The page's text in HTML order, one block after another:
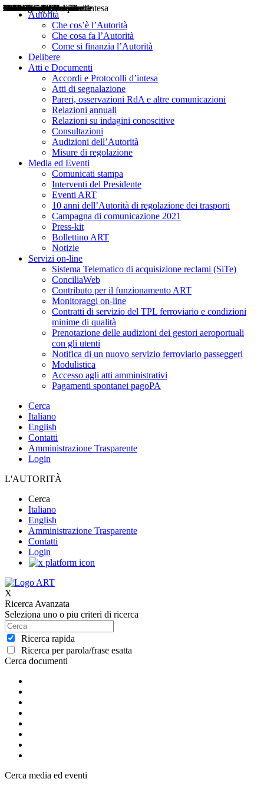
Autorità
Che cos’è l’Autorità
Che cosa fa l’Autorità
Come si finanzia l’Autorità
Delibere
Atti e Documenti
Accordi e Protocolli d’intesa
Atti di segnalazione
Pareri, osservazioni RdA e altre comunicazioni
Relazioni annuali
Relazioni su indagini conoscitive
Consultazioni
Audizioni dell’Autorità
Misure di regolazione
Media ed Eventi
Comunicati stampa
Interventi del Presidente
Eventi ART
10 anni dell’Autorità di regolazione dei trasporti
Campagna di comunicazione 2021
Press-kit
Bollettino ART
Notizie
Servizi on-line
Sistema Telematico di acquisizione reclami (SiTe)
ConciliaWeb
Contributo per il funzionamento ART
Monitoraggi on-line
Contratti di servizio del TPL ferroviario e condizioni
minime di qualità
Prenotazione delle audizioni dei gestori aeroportuali
con gli utenti
Notifica di un nuovo servizio ferroviario passeggeri
Modulistica
Accesso agli atti amministrativi
Pagamenti spontanei pagoPA
Cerca
Italiano
English
Contatti
Amministrazione Trasparente
Login
L'AUTORITÀ
Cerca
Italiano
English
Amministrazione Trasparente
Contatti
Login
X
Ricerca Avanzata
Seleziona uno o piu criteri di ricerca
Ricerca rapida
Ricerca per parola/frase esatta
Cerca documenti
Delibere
Pareri
Consultazioni
Audizioni
Atti di Segnalazione
Accordi e Protocolli d'Intesa
Relazioni annuali
Misure di regolazione
Cerca media ed eventi
Notizie
Comunicati Stampa
Bollettini ART
Convegni ART
Interviste del Presidente
Articoli in primo piano
Interventi del Presidente
2004
2005
2010
2013
2014
2015
2016
2017
2018
2019
202
2020
2021
2022
2023
2024
2025
2026
Aereo
Marittimo
Terrestre